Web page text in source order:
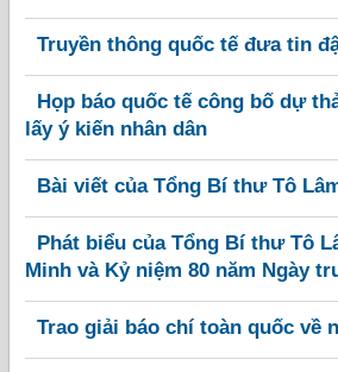
Truyền thông quốc tế đưa tin
Họp báo quốc tế công bố dự
lấy ý kiến nhân dân
Bài viết của Tổng Bí thư Tô
Phát biểu của Tổng Bí thư Tô
Minh và Kỷ niệm 80 năm Ngày
Trao giải báo chí toàn quốc về